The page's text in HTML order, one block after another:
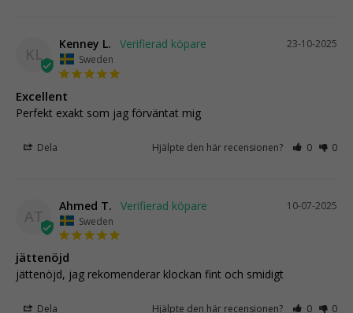
KL
23-10-2025
Kenney L.
Sweden
Excellent
Perfekt exakt som jag förväntat mig
Dela Hjälpte den här recensionen? 0 0
AT
10-07-2025
Ahmed T.
Sweden
jättenöjd
jättenöjd, jag rekomenderar klockan fint och smidigt
Dela Hjälpte den här recensionen? 0 0